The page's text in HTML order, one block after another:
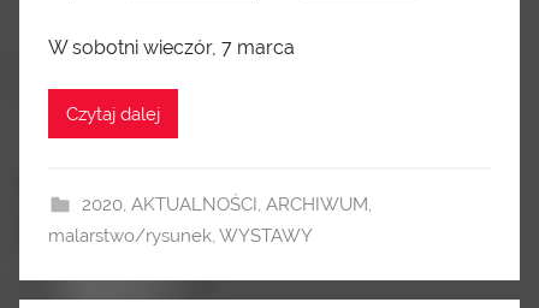
W sobotni wieczór, 7 marca
Czytaj dalej
2020, AKTUALNOŚCI, ARCHIWUM,
malarstwo/rysunek, WYSTAWY